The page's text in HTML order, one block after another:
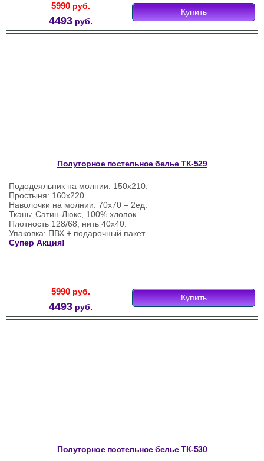
5990руб.
4493руб.
Купить
Полуторное постельное белье ТК-529
Пододеяльник на молнии: 150х210.
Простыня: 160х220.
Наволочки на молнии: 70х70 – 2ед.
Ткань: Сатин-Люкс, 100% хлопок.
Плотность 128/68, нить 40х40.
Упаковка: ПВХ + подарочный пакет.
Супер Акция!
5990руб.
4493руб.
Купить
Полуторное постельное белье ТК-530